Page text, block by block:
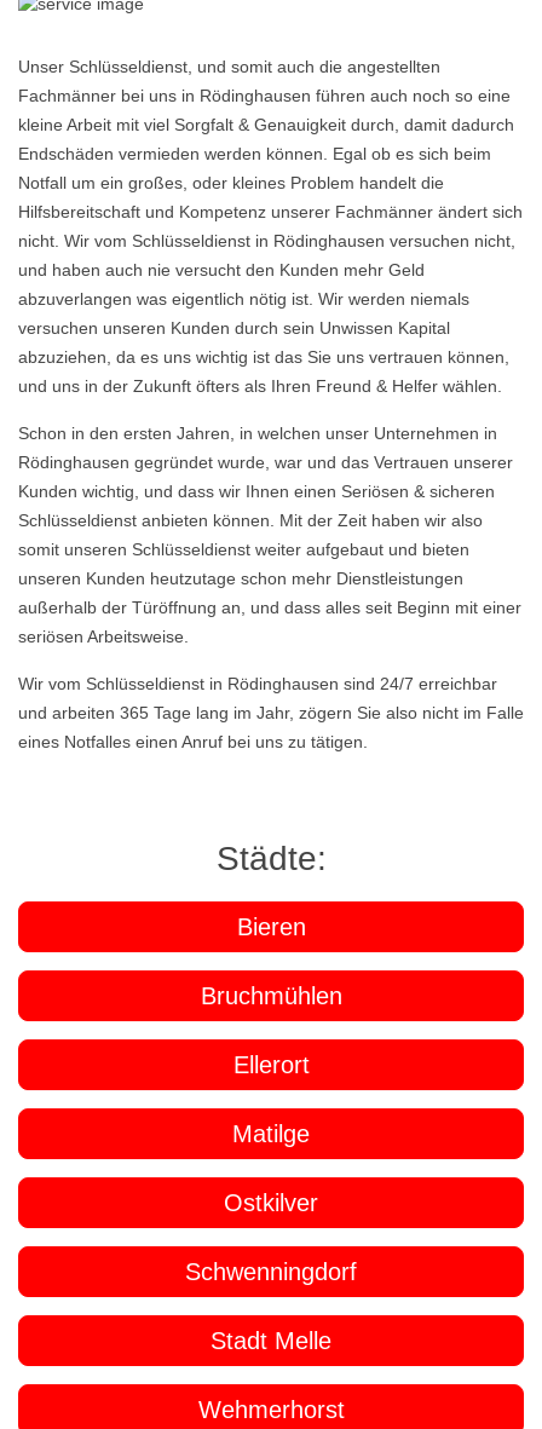
Unser Schlüsseldienst, und somit auch die angestellten
Fachmänner bei uns in Rödinghausen führen auch noch so eine
kleine Arbeit mit viel Sorgfalt & Genauigkeit durch, damit dadurch
Endschäden vermieden werden können. Egal ob es sich beim
Notfall um ein großes, oder kleines Problem handelt die
Hilfsbereitschaft und Kompetenz unserer Fachmänner ändert sich
nicht. Wir vom Schlüsseldienst in Rödinghausen versuchen nicht,
und haben auch nie versucht den Kunden mehr Geld
abzuverlangen was eigentlich nötig ist. Wir werden niemals
versuchen unseren Kunden durch sein Unwissen Kapital
abzuziehen, da es uns wichtig ist das Sie uns vertrauen können,
und uns in der Zukunft öfters als Ihren Freund & Helfer wählen.
Schon in den ersten Jahren, in welchen unser Unternehmen in
Rödinghausen gegründet wurde, war und das Vertrauen unserer
Kunden wichtig, und dass wir Ihnen einen Seriösen & sicheren
Schlüsseldienst anbieten können. Mit der Zeit haben wir also
somit unseren Schlüsseldienst weiter aufgebaut und bieten
unseren Kunden heutzutage schon mehr Dienstleistungen
außerhalb der Türöffnung an, und dass alles seit Beginn mit einer
seriösen Arbeitsweise.
Wir vom Schlüsseldienst in Rödinghausen sind 24/7 erreichbar
und arbeiten 365 Tage lang im Jahr, zögern Sie also nicht im Falle
eines Notfalles einen Anruf bei uns zu tätigen.
Städte:
Bieren
Bruchmühlen
Ellerort
Matilge
Ostkilver
Schwenningdorf
Stadt Melle
Wehmerhorst